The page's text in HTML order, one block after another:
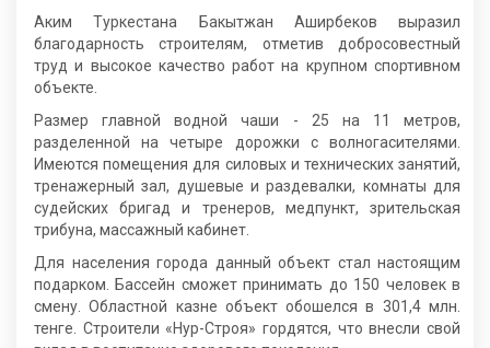
Аким Туркестана Бакытжан Аширбеков выразил
благодарность строителям, отметив добросовестный
труд и высокое качество работ на крупном спортивном
объекте.
Размер главной водной чаши - 25 на 11 метров,
разделенной на четыре дорожки с волногасителями.
Имеются помещения для силовых и технических занятий,
тренажерный зал, душевые и раздевалки, комнаты для
судейских бригад и тренеров, медпункт, зрительская
трибуна, массажный кабинет.
Для населения города данный объект стал настоящим
подарком. Бассейн сможет принимать до 150 человек в
смену. Областной казне объект обошелся в 301,4 млн.
тенге. Строители «Нур-Строя» гордятся, что внесли свой